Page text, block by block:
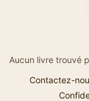
Aucun livre trouvé
Contactez-